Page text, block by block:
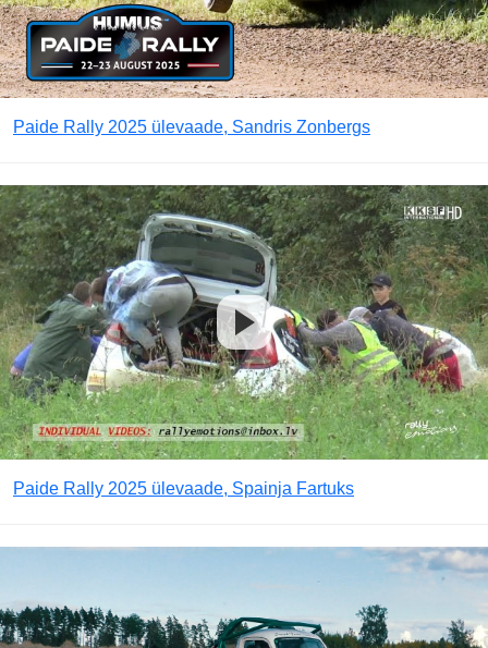
Paide Rally 2025 ülevaade, Sandris Zonbergs
Paide Rally 2025 ülevaade, Spainja Fartuks